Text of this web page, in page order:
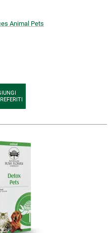
Animal Pets